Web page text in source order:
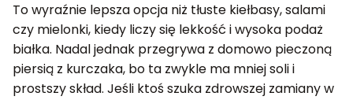
To wyraźnie lepsza opcja niż tłuste kiełbasy, salami
czy mielonki, kiedy liczy się lekkość i wysoka podaż
białka. Nadal jednak przegrywa z domowo pieczoną
piersią z kurczaka, bo ta zwykle ma mniej soli i
prostszy skład. Jeśli ktoś szuka zdrowszej zamiany w